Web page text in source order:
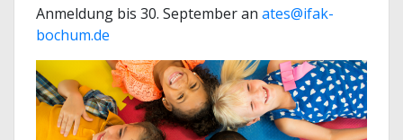
Anmeldung bis 30. September an ates@ifak-
bochum.de